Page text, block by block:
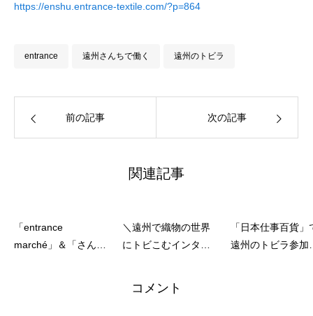
https://enshu.entrance-textile.com/?p=864
entrance 遠州さんちで働く 遠州のトビラ
前の記事 次の記事
関連記事
「entrance
marché」＆「さんち
＼遠州で織物の世界
にトビこむインター
「日本仕事百貨」
遠州のトビラ参加
コメント